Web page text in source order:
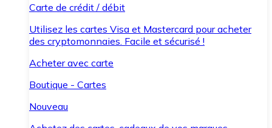
Carte de crédit / débit
Utilisez les cartes Visa et Mastercard pour acheter
des cryptomonnaies. Facile et sécurisé !
Acheter avec carte
Boutique - Cartes
Nouveau